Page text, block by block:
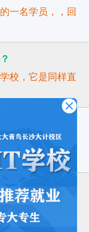
一名学员，，回
校，它是同样直
，这是对女性能
的课程吗？
话说，虽然我们